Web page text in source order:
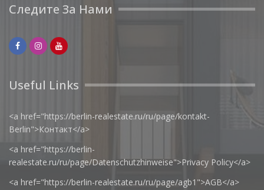
Следите За Нами
Useful Links
<a href="https://berlin-realestate.ru/ru/page/kontakt-
Berlin">Контакт</a>
<a href="https://berlin-
realestate.ru/ru/page/Datenschutzhinweise">Privacy Policy</a>
<a href="https://berlin-realestate.ru/ru/page/agb1">AGB</a>